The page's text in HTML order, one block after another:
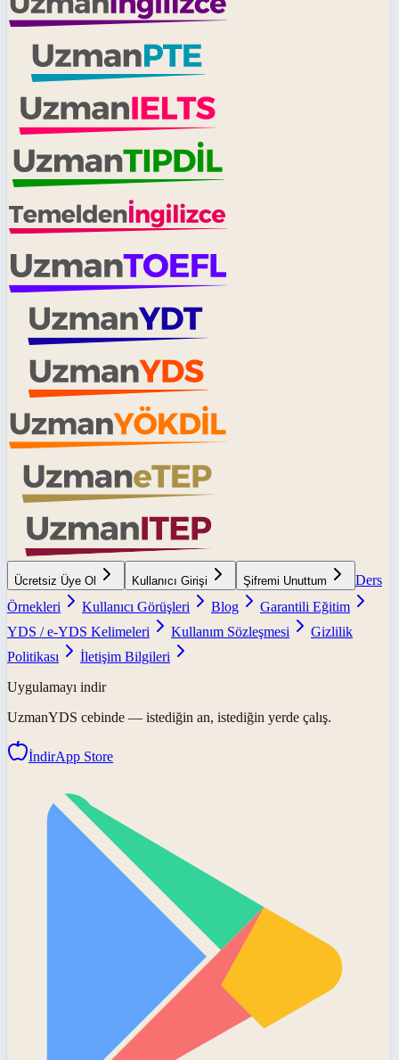
Ücretsiz Üye Ol Kullanıcı Girişi Şifremi Unuttum
Ders
Örnekleri
Kullanıcı Görüşleri Blog
Garantili Eğitim
YDS / e-YDS Kelimeleri
Kullanım Sözleşmesi
Gizlilik
Politikası
İletişim Bilgileri
Uygulamayı indir
UzmanYDS cebinde — istediğin an, istediğin yerde çalış.
İndirApp Store